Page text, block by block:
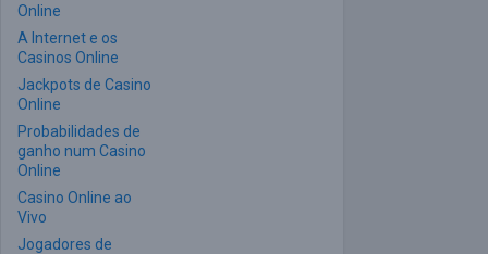
Online
A Internet e os
Casinos Online
Jackpots de Casino
Online
Probabilidades de
ganho num Casino
Online
Casino Online ao
Vivo
Jogadores de